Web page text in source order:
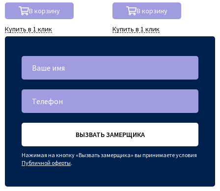
В корзину
Купить в 1 клик
В корзину
Купить в 1 клик
ВЫЗВАТЬ ЗАМЕРЩИКА
Нажимая на кнопку «Вызвать замерщика» вы принимаете условия
Публичной оферты.